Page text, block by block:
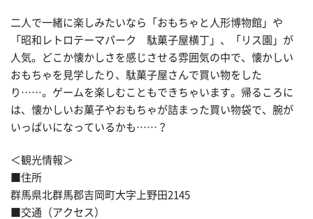
二人で一緒に楽しみたいなら「おもちゃと人形博物館」や
「昭和レトロテーマパーク 駄菓子屋横丁」、「リス園」が
人気。どこか懐かしさを感じさせる雰囲気の中で、懐かしい
おもちゃを見学したり、駄菓子屋さんで買い物をした
り……。ゲームを楽しむこともできちゃいます。帰るころに
は、懐かしいお菓子やおもちゃが詰まった買い物袋で、腕が
いっぱいになっているかも……？
＜観光情報＞
■住所
群馬県北群馬郡吉岡町大字上野田2145
■交通（アクセス）